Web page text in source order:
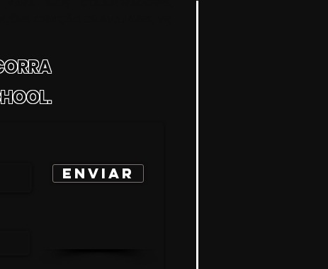
ENVIAR